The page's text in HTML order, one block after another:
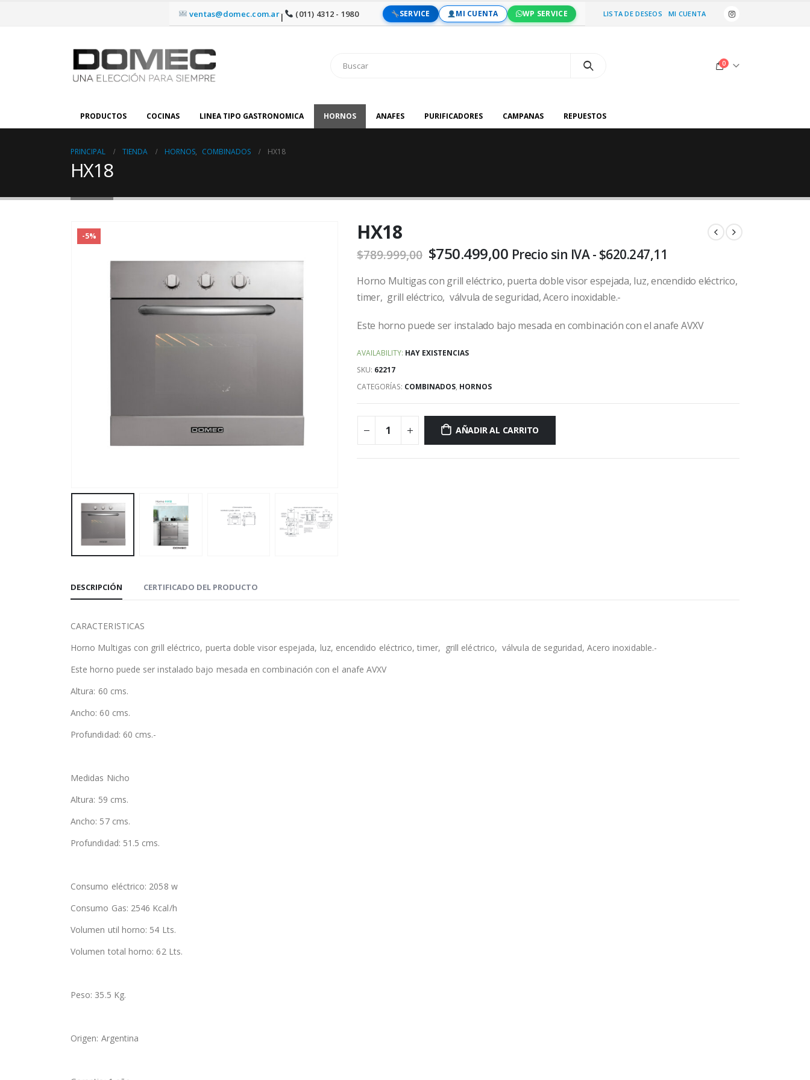
ventas@domec.com.ar| (011) 4312 - 1980 SERVICE MI CUENTA WP SERVICE LISTA DE DESEOS MI CUENTA
0
PRODUCTOS COCINAS LINEA TIPO GASTRONOMICA HORNOS ANAFES PURIFICADORES CAMPANAS REPUESTOS
PRINCIPAL TIENDA HORNOS, COMBINADOS HX18
HX18
-5% HX18
$789.999,00 El
original
era:
$750.499,00El
actual
es:
Precio sin IVA - $620.247,11
Horno Multigas con grill eléctrico, puerta doble visor espejada, luz, encendido eléctrico,
timer, grill eléctrico, válvula de seguridad, Acero inoxidable.-
Este horno puede ser instalado bajo mesada en combinación con el anafe AVXV
AVAILABILITY: HAY EXISTENCIAS
SKU: 62217
CATEGORÍAS: COMBINADOS, HORNOS
AÑADIR AL CARRITO
DESCRIPCIÓN CERTIFICADO DEL PRODUCTO
CARACTERISTICAS
Horno Multigas con grill eléctrico, puerta doble visor espejada, luz, encendido eléctrico, timer, grill eléctrico, válvula de seguridad, Acero inoxidable.-
Este horno puede ser instalado bajo mesada en combinación con el anafe AVXV
Altura: 60 cms.
Ancho: 60 cms.
Profundidad: 60 cms.-
Medidas Nicho
Altura: 59 cms.
Ancho: 57 cms.
Profundidad: 51.5 cms.
Consumo eléctrico: 2058 w
Consumo Gas: 2546 Kcal/h
Volumen util horno: 54 Lts.
Volumen total horno: 62 Lts.
Peso: 35.5 Kg.
Origen: Argentina